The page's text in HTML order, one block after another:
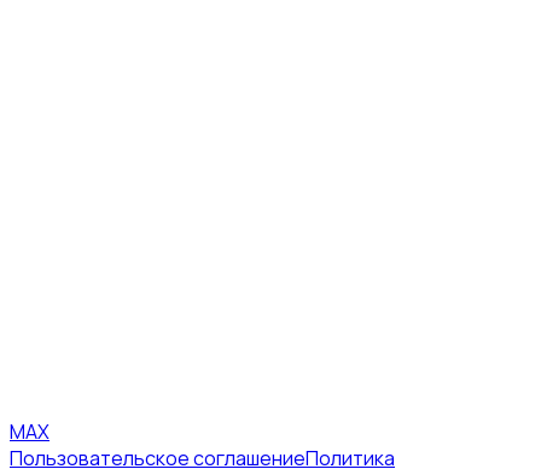
MAX
Пользовательское соглашениеПолитика